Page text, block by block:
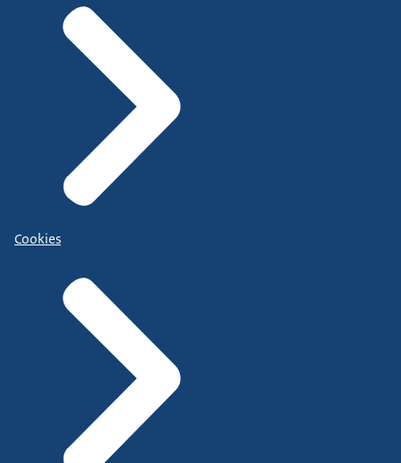
Cookies